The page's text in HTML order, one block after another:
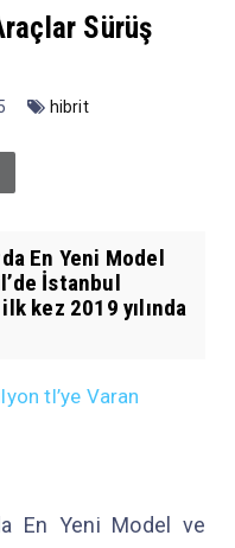
Sürüş
hibrit
En Yeni Model
İstanbul
kez 2019 yılında
tl’ye Varan
En Yeni Model ve